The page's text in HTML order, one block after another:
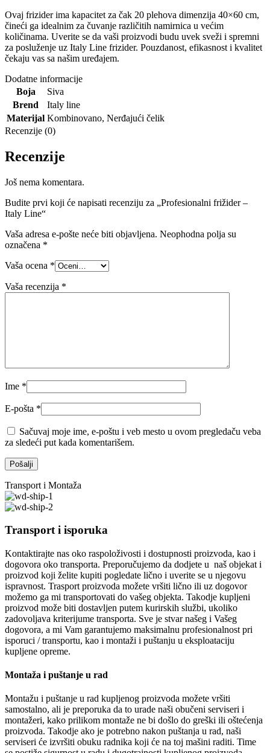
Ovaj frizider ima kapacitet za čak 20 plehova dimenzija 40×60 cm,
čineći ga idealnim za čuvanje različitih namirnica u većim
količinama. Uverite se da vaši proizvodi budu uvek sveži i spremni
za posluženje uz Italy Line frizider. Pouzdanost, efikasnost i kvalitet
čekaju vas sa našim uređajem.
Dodatne informacije
Boja
Siva
Brеnd
Italy line
Materijal Kombinovano, Nerđajući čelik
Recenzije (0)
Recenzije
Još nema komentara.
Budite prvi koji će napisati recenziju za „Profesionalni frižider –
Italy Line“
Vaša adresa e-pošte neće biti objavljena. Neophodna polja su
označena *
Vaša ocena *
Vaša recenzija *
Ime *
E-pošta *
Sačuvaj moje ime, e-poštu i veb mesto u ovom pregledaču veba
za sledeći put kada komentarišem.
Transport i Montaža
Transport i isporuka
Kontaktirajte nas oko raspoloživosti i dostupnosti proizvoda, kao i
dogovora oko transporta. Preporučujemo da dodjete u naš objekat i
proizvod koji želite kupiti pogledate lično i uverite se u njegovu
ispravnost. Trasport proizvoda možete vršiti lično ili uz dogovor
možemo ga mi transportovati do vašeg objekta. Takodje kupljeni
proizvod može biti dostavljen putem kurirskih službi, ukoliko
zadovoljava kriterijume transporta. Sve je stvar našeg i Vašeg
dogovora, a mi Vam garantujemo maksimalnu profesionalnost pri
isporuci / transportu, kao i montaži i puštanju u eksploataciju
kupljene opreme.
Montaža i puštanje u rad
Montažu i puštanje u rad kupljenog proizvoda možete vršiti
samostalno, ali je preporuka da to urade naši obučeni serviseri i
montažeri, kako prilikom montaže ne bi došlo do greški ili oštećenja
proizvoda. Takodje ako je potrebno nakon puštanja u rad, naši
serviseri će izvršiti obuku radnika koji će na toj mašini raditi. Time